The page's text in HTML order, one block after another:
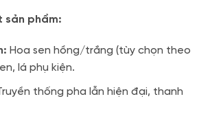
sản phẩm:
Hoa sen hồng/trắng (tùy chọn theo
lá phụ kiện.
thống pha lẫn hiện đại, thanh